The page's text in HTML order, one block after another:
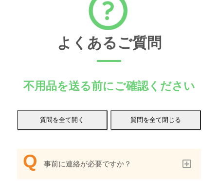
よくあるご質問
不用品を送る前にご確認ください
事前に連絡が必要ですか？